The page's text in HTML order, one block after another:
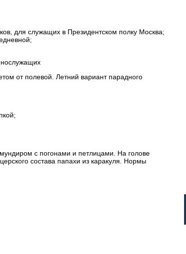
для служащих в Президентском полку Москва;
от полевой. Летний вариант парадного
с погонами и петлицами. На голове
состава папахи из каракуля. Нормы